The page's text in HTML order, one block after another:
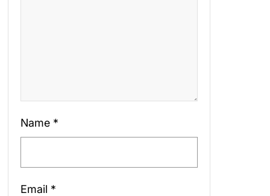
Name *
Email *